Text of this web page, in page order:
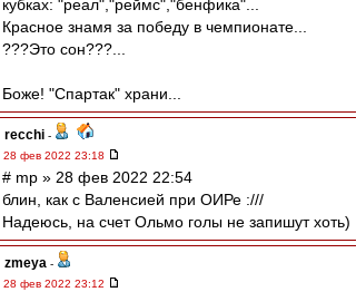
кубках: "реал","реймс","бенфика"...
Красное знамя за победу в чемпионате...
???Это сон???...
Боже! "Спартак" храни...
recchi -
28 фев 2022 23:18
# mp » 28 фев 2022 22:54
блин, как с Валенсией при ОИРе :///
Надеюсь, на счет Ольмо голы не запишут хоть)
zmeya -
28 фев 2022 23:12